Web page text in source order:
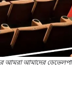
আমাদের ডেভেলপার